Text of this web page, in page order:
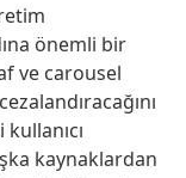
önemli bir
ve carousel
kaynaklardan